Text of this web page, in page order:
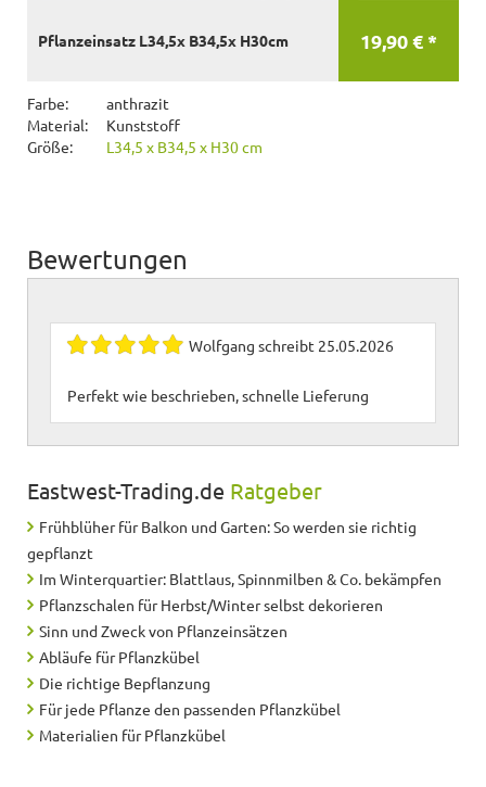
19,90 € *
Pflanzeinsatz L34,5x B34,5x H30cm
Farbe:
anthrazit
Material:
Kunststoff
Größe:
L34,5 x B34,5 x H30 cm
Bewertungen
Wolfgang schreibt 25.05.2026
Perfekt wie beschrieben, schnelle Lieferung
Eastwest-Trading.de Ratgeber
Frühblüher für Balkon und Garten: So werden sie richtig
gepflanzt
Im Winterquartier: Blattlaus, Spinnmilben & Co. bekämpfen
Pflanzschalen für Herbst/Winter selbst dekorieren
Sinn und Zweck von Pflanzeinsätzen
Abläufe für Pflanzkübel
Die richtige Bepflanzung
Für jede Pflanze den passenden Pflanzkübel
Materialien für Pflanzkübel